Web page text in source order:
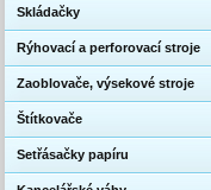
Skládačky
Rýhovací a perforovací stroje
Zaoblovače, výsekové stroje
Štítkovače
Setřásačky papíru